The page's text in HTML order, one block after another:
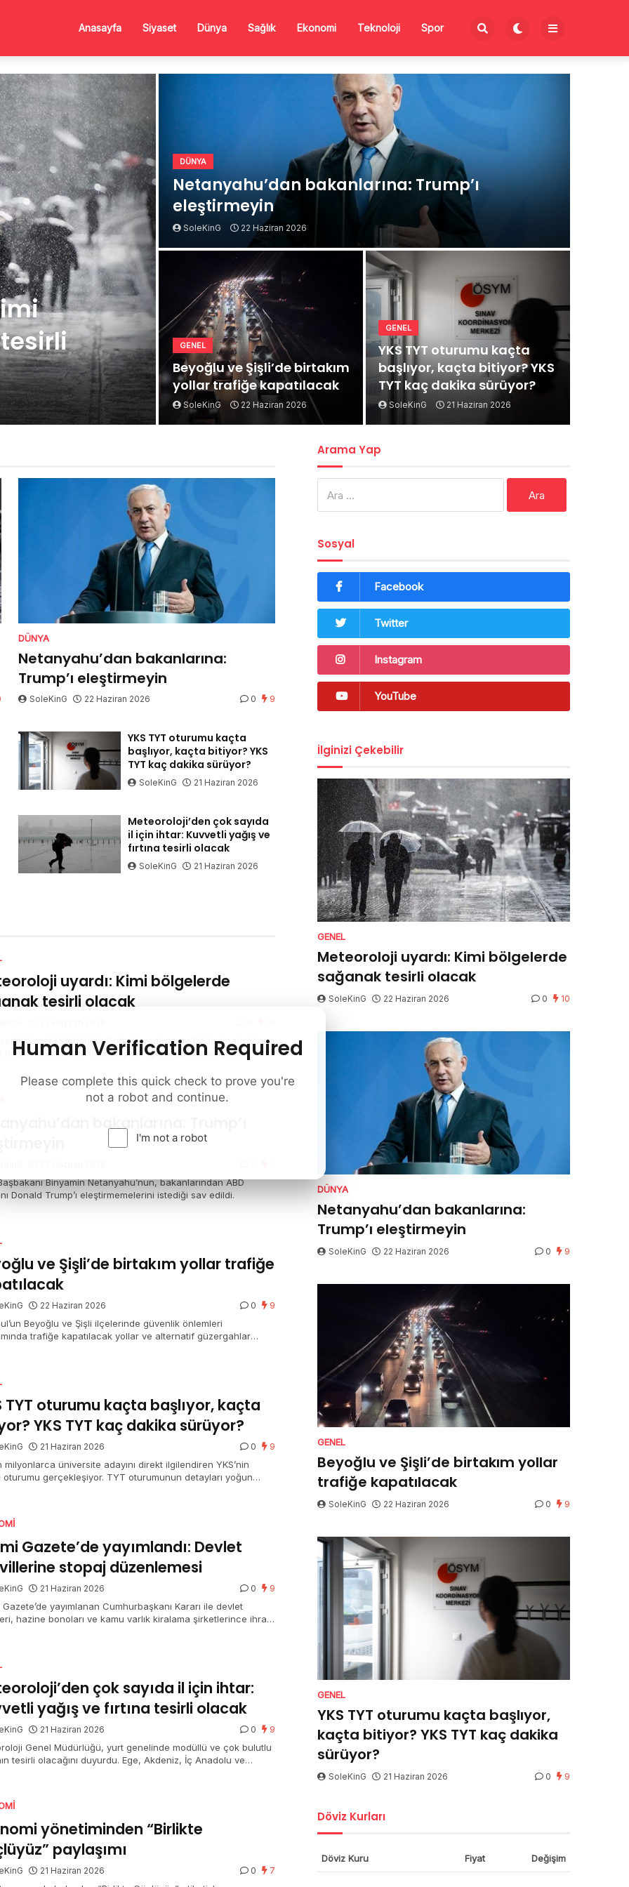
Anasayfa Siyaset Dünya Sağlık Ekonomi Teknoloji Spor
DÜNYA
Netanyahu’dan bakanlarına: Trump’ı
eleştirmeyin
SoleKinG 22 Haziran 2026
GENEL
Beyoğlu ve Şişli’de birtakım
yollar trafiğe kapatılacak
SoleKinG 22 Haziran 2026
GENEL
YKS TYT oturumu kaçta
başlıyor, kaçta bitiyor? YKS
TYT kaç dakika sürüyor?
SoleKinG 21 Haziran 2026
DÜNYA
Netanyahu’dan bakanlarına:
Trump’ı eleştirmeyin
SoleKinG 22 Haziran 2026 0 9
YKS TYT oturumu kaçta
başlıyor, kaçta bitiyor? YKS
TYT kaç dakika sürüyor?
SoleKinG 21 Haziran 2026
Meteoroloji’den çok sayıda
il için ihtar: Kuvvetli yağış ve
fırtına tesirli olacak
SoleKinG 21 Haziran 2026
uyardı: Kimi bölgelerde
tesirli olacak
Genel Müdürlüğü, Doğu Karadeniz ve Doğu Anadolu’nun
başta olmak üzere kimi bölgeler için sağanak ve gök
Ege kıyılarında ise kuvvetli rüzgar bekleniyor.
bakanlarına: Trump’ı
Binyamin Netanyahu’nun, bakanlarından ABD
Donald Trump’ı eleştirmemelerini istediği sav edildi.
ve Şişli’de birtakım yollar trafiğe
22 Haziran 2026 0 9
Beyoğlu ve Şişli ilçelerinde güvenlik önlemleri
trafiğe kapatılacak yollar ve alternatif güzergahlar
TYT oturumu kaçta başlıyor, kaçta
YKS TYT kaç dakika sürüyor?
21 Haziran 2026 0 9
milyonlarca üniversite adayını direkt ilgilendiren YKS’nin
oturumu gerçekleşiyor. TYT oturumunun detayları yoğun
sorusuna yanıt arıyor.
Gazete’de yayımlandı: Devlet
stopaj düzenlemesi
21 Haziran 2026 0 9
Gazete’de yayımlanan Cumhurbaşkanı Kararı ile devlet
hazine bonoları ve kamu varlık kiralama şirketlerince ihraç
çok sayıda il için ihtar:
yağış ve fırtına tesirli olacak
21 Haziran 2026 0 9
Genel Müdürlüğü, yurt genelinde modüllü ve çok bulutlu
tesirli olacağını duyurdu. Ege, Akdeniz, İç Anadolu ve
iç kesitleri için kuvvetli yağış uyarısı yapıldı. Doğu
güneydoğusu ile Güneydoğu Anadolu’nun doğusunda
taşınımı görülecek.
yönetiminden “Birlikte
paylaşımı
21 Haziran 2026 0 7
Arama Yap
Sosyal
Facebook
Twitter
Instagram
YouTube
İlginizi Çekebilir
GENEL
Meteoroloji uyardı: Kimi bölgelerde
sağanak tesirli olacak
SoleKinG 22 Haziran 2026 0 10
DÜNYA
Netanyahu’dan bakanlarına:
Trump’ı eleştirmeyin
SoleKinG 22 Haziran 2026 0 9
GENEL
Beyoğlu ve Şişli’de birtakım yollar
trafiğe kapatılacak
SoleKinG 22 Haziran 2026 0 9
GENEL
YKS TYT oturumu kaçta başlıyor,
kaçta bitiyor? YKS TYT kaç dakika
sürüyor?
SoleKinG 21 Haziran 2026 0 9
Döviz Kurları
Döviz Kuru Fiyat Değişim
Human Verification Required
Please complete this quick check to prove you're
not a robot and continue.
I'm not a robot